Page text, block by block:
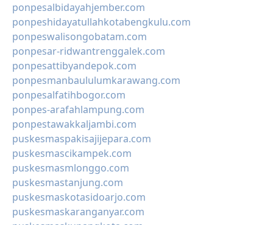
ponpesalbidayahjember.com
ponpeshidayatullahkotabengkulu.com
ponpeswalisongobatam.com
ponpesar-ridwantrenggalek.com
ponpesattibyandepok.com
ponpesmanbaululumkarawang.com
ponpesalfatihbogor.com
ponpes-arafahlampung.com
ponpestawakkaljambi.com
puskesmaspakisajijepara.com
puskesmascikampek.com
puskesmasmlonggo.com
puskesmastanjung.com
puskesmaskotasidoarjo.com
puskesmaskaranganyar.com